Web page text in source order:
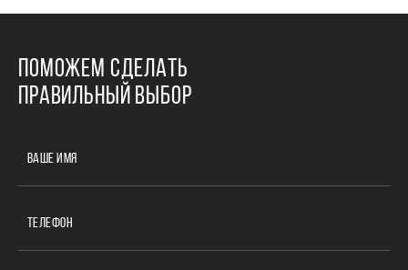
ПОМОЖЕМ СДЕЛАТЬ
ПРАВИЛЬНЫЙ ВЫБОР
ВАШЕ ИМЯ
ТЕЛЕФОН